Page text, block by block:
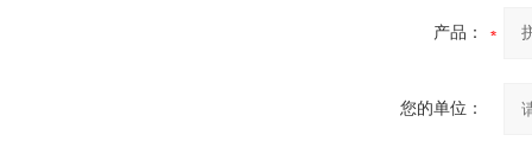
产品：
您的单位：